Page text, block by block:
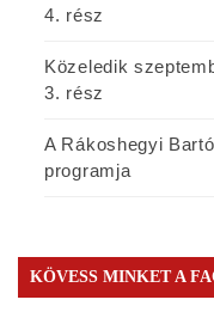
4. rész
Közeledik
3. rész
A Rákoshegyi
programja
KÖVESS MINKET A